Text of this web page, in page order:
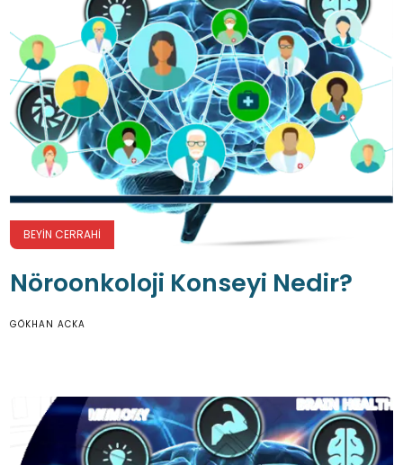
BEYIN CERRAHI
Nöroonkoloji Konseyi Nedir?
GÖKHAN ACKA